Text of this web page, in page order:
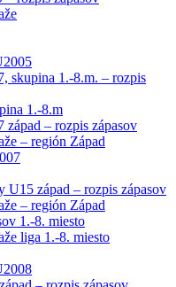
skupina 1.-8.m. – rozpis
1.-8.m
západ – rozpis zápasov
– región Západ
U15 západ – rozpis zápasov
– región Západ
1.-8. miesto
liga 1.-8. miesto